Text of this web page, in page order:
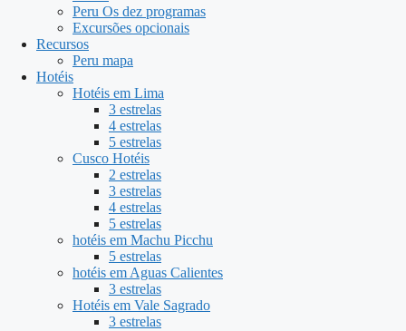
Peru Os dez programas
Excursões opcionais
Recursos
Peru mapa
Hotéis
Hotéis em Lima
3 estrelas
4 estrelas
5 estrelas
Cusco Hotéis
2 estrelas
3 estrelas
4 estrelas
5 estrelas
hotéis em Machu Picchu
5 estrelas
hotéis em Aguas Calientes
3 estrelas
Hotéis em Vale Sagrado
3 estrelas